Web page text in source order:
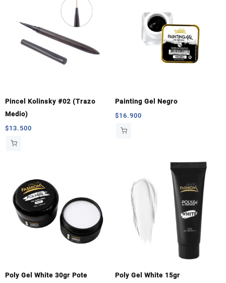
Pincel Kolinsky #02 (Trazo
Medio)
$13.500
Painting Gel Negro
$16.900
Poly Gel White 30gr Pote
Poly Gel White 15gr